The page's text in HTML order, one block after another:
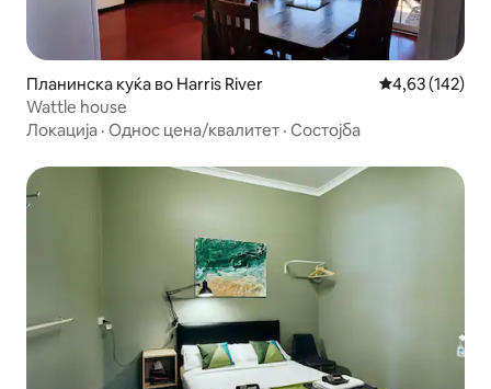
Планинска куќа во Harris River Просечна
4,63 (142)
Wattle house
Локација · Однос цена/квалитет · Состојба